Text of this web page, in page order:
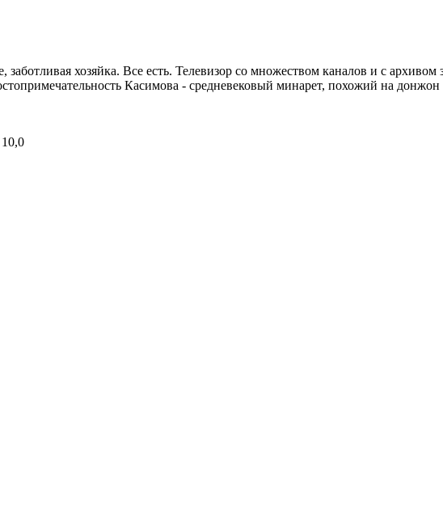
заботливая хозяйка. Все есть. Телевизор со множеством каналов и с
Касимова - средневековый минарет, похожий на донжон
10,0